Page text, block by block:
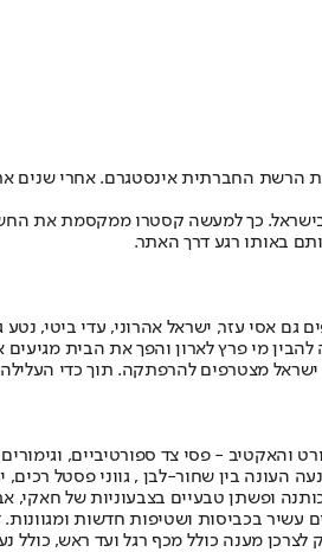
ובאמצעות הרשת החברתית אינסטגרם.
בישראל. כך למעשה קסטרו ממקסמת את
באותו רגע דרך האתר.
אסי עזר, ישראל אהרוני, עדי ביטי, נטע
מי פרץ לארון והפך את הבית מגיעים
מצטרפים להרפתקה. תוך כדי
- פסי צד ספורטיביים,
העונה בין שחור-לבן , גווני פסטל
ופשתן טבעיים בצבעוניות של חאקי,
בכביסות ושטיפות חדשות ומגוונות.
מענה כולל מכף רגל ועד ראש, כולל